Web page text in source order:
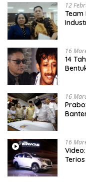
12
Team
16
14
16
16
Terios